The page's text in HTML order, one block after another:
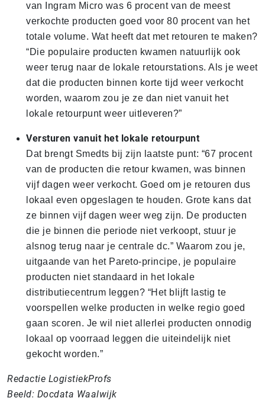
van Ingram Micro was 6 procent van de meest
verkochte producten goed voor 80 procent van het
totale volume. Wat heeft dat met retouren te maken?
“Die populaire producten kwamen natuurlijk ook
weer terug naar de lokale retourstations. Als je weet
dat die producten binnen korte tijd weer verkocht
worden, waarom zou je ze dan niet vanuit het
lokale retourpunt weer uitleveren?”
Versturen vanuit het lokale retourpunt
Dat brengt Smedts bij zijn laatste punt: “67 procent
van de producten die retour kwamen, was binnen
vijf dagen weer verkocht. Goed om je retouren dus
lokaal even opgeslagen te houden. Grote kans dat
ze binnen vijf dagen weer weg zijn. De producten
die je binnen die periode niet verkoopt, stuur je
alsnog terug naar je centrale dc.” Waarom zou je,
uitgaande van het Pareto-principe, je populaire
producten niet standaard in het lokale
distributiecentrum leggen? “Het blijft lastig te
voorspellen welke producten in welke regio goed
gaan scoren. Je wil niet allerlei producten onnodig
lokaal op voorraad leggen die uiteindelijk niet
gekocht worden.”
Redactie LogistiekProfs
Beeld: Docdata Waalwijk